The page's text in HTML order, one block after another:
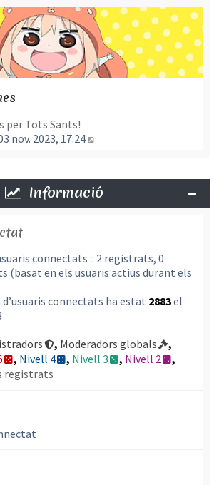
per Tots Sants!
nov. 2023, 17:24
Informació
connectats :: 2 registrats, 0
(basat en els usuaris actius durant els
connectats ha estat 2883el
, Moderadors globals
,
, Nivell 4 , Nivell 3 , Nivell 2
,
registrats